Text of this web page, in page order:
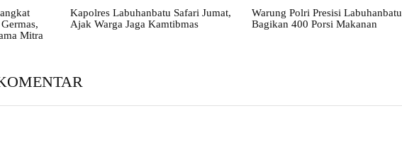
Mitra
Kapolres Labuhanbatu Safari Jumat,
Ajak Warga Jaga Kamtibmas
Warung Polri Presisi Labuhanbatu
Bagikan 400 Porsi Makanan